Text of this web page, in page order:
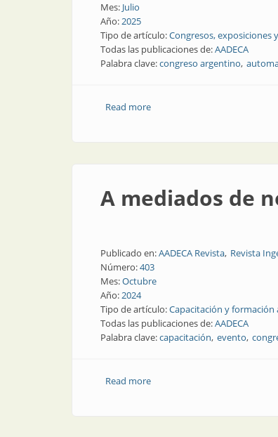
Mes: Julio
Año:2025
Tipo de artículo:Congresos, exposiciones
Todas las publicaciones de:AADECA
Palabra clave:congreso argentino
Read moreabout Ya llega: el congreso
A mediados de
Publicado en:AADECA Revista Revista
Número:403
Mes:Octubre
Año:2024
Tipo de artículo:Capacitación y formación
Todas las publicaciones de:AADECA
Palabra clave:capacitación evento
Read moreabout A mediados de